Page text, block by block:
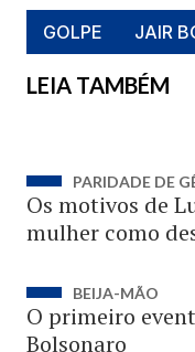
GOLPE JAIR
LEIA TAMBÉM
PARIDADE DE
Os motivos de
mulher como
BEIJA-MÃO
O primeiro
Bolsonaro